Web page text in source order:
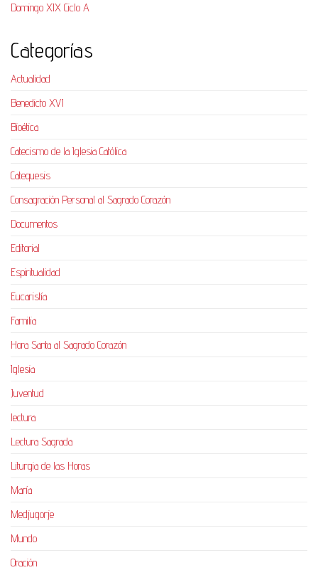
Domingo XIX Ciclo A
Categorías
Actualidad
Benedicto XVI
Bioética
Catecismo de la Iglesia Católica
Catequesis
Consagración Personal al Sagrado Corazón
Documentos
Editorial
Espiritualidad
Eucaristía
Familia
Hora Santa al Sagrado Corazón
Iglesia
Juventud
lectura
Lectura Sagrada
Liturgia de las Horas
María
Medjugorje
Mundo
Oración